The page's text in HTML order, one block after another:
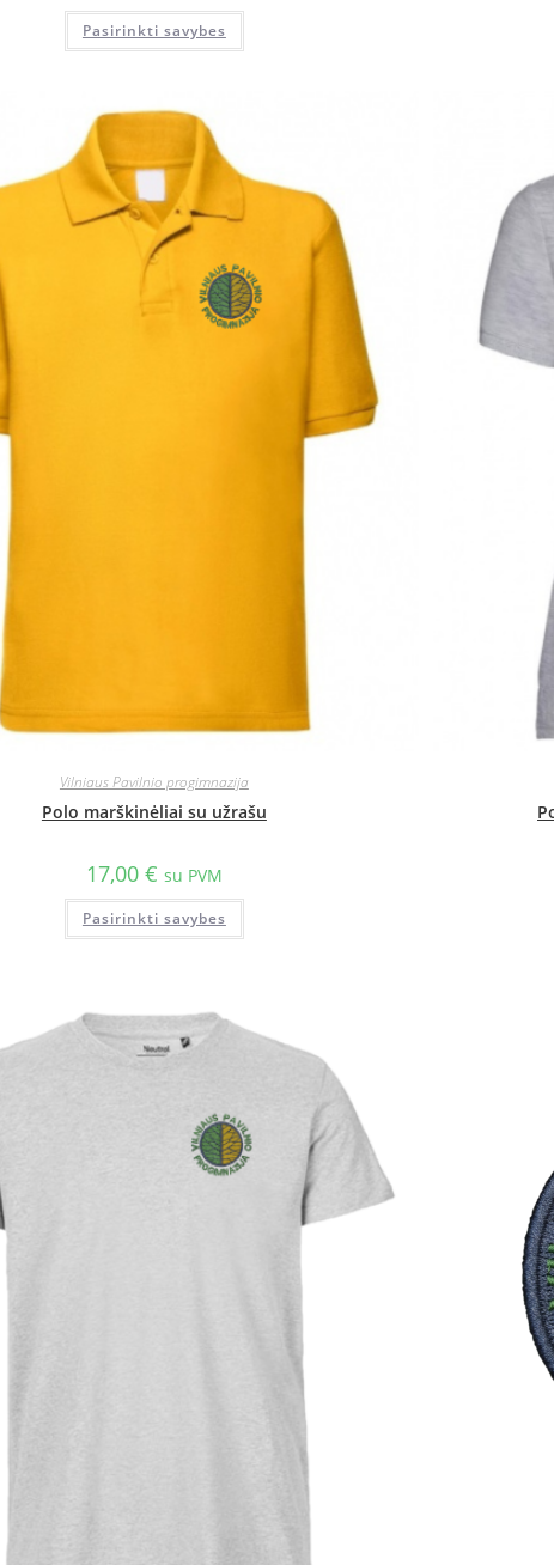
Pasirinkti savybes
Vilniaus Pavilnio progimnazija
Polo marškinėliai su užrašu
17,00 € su PVM
Pasirinkti savybes